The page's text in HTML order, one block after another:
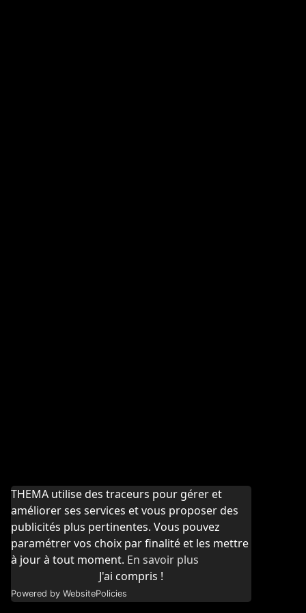
THEMA utilise des traceurs pour gérer et
améliorer ses services et vous proposer des
publicités plus pertinentes. Vous pouvez
paramétrer vos choix par finalité et les mettre
à jour à tout moment. En savoir plus
J'ai compris !
Powered by WebsitePolicies